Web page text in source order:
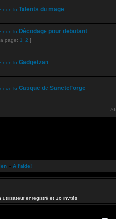
Talents du mage
Décodage pour debutant
page: 1 2 ]
Gadgetzan
Casque de SancteForge
» A l'aide!
utilisateur enregistré et 16 invités